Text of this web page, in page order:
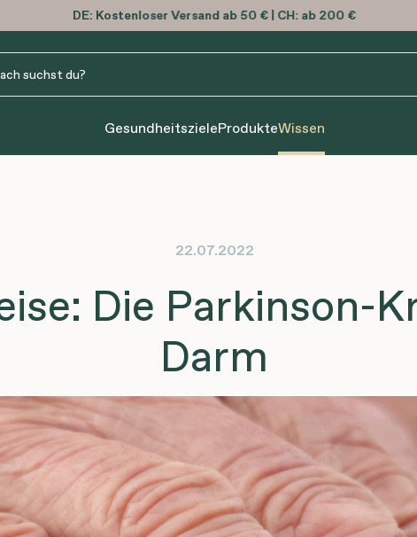
DE: KostenloserVersand ab 50 € | CH: ab 200 €
GesundheitszieleProdukteWissen
22.07.2022
Die Parkinson-
Darm